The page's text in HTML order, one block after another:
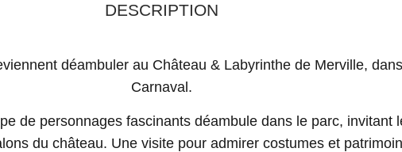
DESCRIPTION
déambuler au Château & Labyrinthe de Merville,
Carnaval.
de personnages fascinants déambule dans le parc, invitant
du château. Une visite pour admirer costumes et